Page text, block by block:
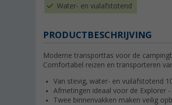
Water- en vuilafstotend
PRODUCTBESCHRIJVING
Moderne transporttas voor de
Comfortabel reizen en transporteren
Van stevig, water- en vuilafstotend
Afmetingen ideaal voor de Explorer
Twee binnenvakken maken veilig